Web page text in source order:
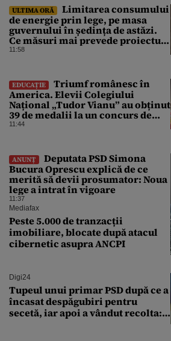
ULTIMA ORĂ
Limitarea consumului
de energie prin lege, pe masa
guvernului în ședința de astăzi.
Ce măsuri mai prevede proiectul
în caz de pandemie, cutremur sau
11:58
EDUCAȚIE
Triumf românesc în
America. Elevii Colegiului
Național „Tudor Vianu” au obținut
39 de medalii la un concurs de
științe
11:44
ANUNȚ
Deputata PSD Simona
Bucura Oprescu explică de ce
merită să devii prosumator: Noua
lege a intrat în vigoare
11:37
Mediafax
Peste 5.000 de tranzacții
imobiliare, blocate după atacul
cibernetic asupra ANCPI
Digi24
Tupeul unui primar PSD după ce a
încasat despăgubiri pentru
secetă, iar apoi a vândut recolta: